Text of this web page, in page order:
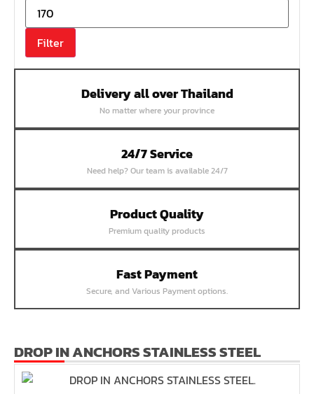
หน้าแปลนเชื่อมบอด SUS304 JEF 300P RF
หน้าแปลนเชื่อมบอด SUS304 JEF PN40 RF
หน้าแปลนเชื่อมบอด SUS304 JEF PN16 RF
หน้าแปลนเชื่อมบอด SUS304 JEF 10K FF
หน้าแปลนเชื่อมบอด SUS304 JEF 5K FF
หน้าแปลนเชื่อมบอด SUS304 JEF 150P RF
หน้าแปลนสลิปออน SUS304 JEF 300P SORF
หน้าแปลนเชื่อม SUS304 JEF PN40 RF
หน้าแปลนเชื่อม SUS304 JEF PN25 RF
หน้าแปลนเชื่อม SUS304 JEF PN16 RF
หน้าแปลนเชื่อม SUS304 JEF 20K FF
หน้าแปลนเชื่อม SUS304 JEF 300P RF
หน้าแปลนเชื่อม SUS304 JEF 150P RF
Filter
Delivery all over Thailand
No matter where your province
24/7 Service
Need help? Our team is available 24/7
Product Quality
Premium quality products
Fast Payment
Secure, and Various Payment options.
DROP IN ANCHORS STAINLESS STEEL